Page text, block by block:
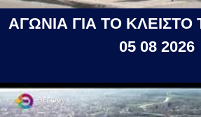
ΑΓΩΝΙΑ ΓΙΑ ΤΟ
05 08 2026